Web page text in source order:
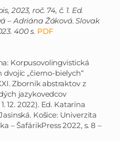
2023, roč. 74, č. 1. Ed.
– Adriána Žáková. Slovak
400 s. PDF
Korpusovolingvistická
„čierno-bielych“
Zborník abstraktov z
jazykovedcov
12. 2022). Ed. Katarína
Košice: Univerzita
– ŠafárikPress 2022, s. 8 –